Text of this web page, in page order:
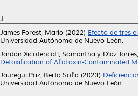
J
James Forest, Mario (2022) Efecto de tres
Universidad Autónoma de Nuevo León.
Jardon Xicotencatl, Samantha y Díaz
Detoxification of Aflatoxin-Contaminated
Jáuregui Paz, Berta Sofía (2023)
Universidad Autónoma de Nuevo León.